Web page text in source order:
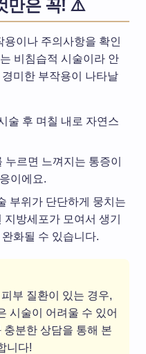
만은 꼭! ⚠️
이나 주의사항을 확인
비침습적 시술이라 안
미한 부작용이 나타날
술 후 며칠 내로 자연스
누르면 느껴지는 통증이
이에요.
부위가 단단하게 뭉치는
방세포가 모여서 생기
화될 수 있습니다.
부 질환이 있는 경우,
시술이 어려울 수 있어
충분한 상담을 통해 본
니다!